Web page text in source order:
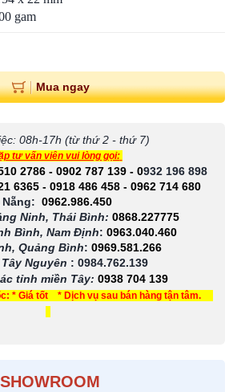
gam
Mua ngay
08h-17h (từ thứ 2 - thứ 7)
tư vấn viên vui lòng gọi:
2786 - 0902 787 139- 0932 196 898
6365 - 0918 486 458 - 0962 714 680
0962.986.450
Ninh, Thái Bình: 0868.227775
Bình, Nam Định: 0963.040.460
Quảng Bình: 0969.581.266
Nguyên : 0984.762.139
tỉnh miền Tây: 0938 704 139
* Giá tốt * Dịch vụ sau bán hàng tận tâm.
SHOWROOM